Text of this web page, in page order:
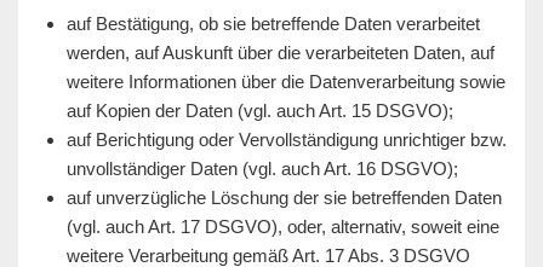
auf Bestätigung, ob sie betreffende Daten verarbeitet
werden, auf Auskunft über die verarbeiteten Daten, auf
weitere Informationen über die Datenverarbeitung sowie
auf Kopien der Daten (vgl. auch Art. 15 DSGVO);
auf Berichtigung oder Vervollständigung unrichtiger bzw.
unvollständiger Daten (vgl. auch Art. 16 DSGVO);
auf unverzügliche Löschung der sie betreffenden Daten
(vgl. auch Art. 17 DSGVO), oder, alternativ, soweit eine
weitere Verarbeitung gemäß Art. 17 Abs. 3 DSGVO